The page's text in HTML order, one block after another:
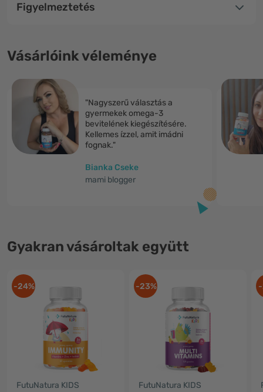
Figyelmeztetés
Vásárlóink véleménye
"Nagyszerű választás a
gyermekek omega-3
bevitelének kiegészítésére.
Kellemes ízzel, amit imádni
fognak."
Bianka Cseke
mami blogger
Gyakran vásároltak együtt
-24%
FutuNatura KIDS
-23%
FutuNatura KIDS